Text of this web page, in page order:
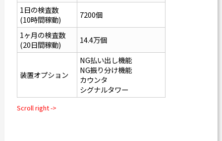
1日の検査数
(10時間稼動)
7200個
1ヶ月の検査数
(20日間稼動)
14.4万個
装置オプション
NG払い出し機能
NG振り分け機能
カウンタ
シグナルタワー